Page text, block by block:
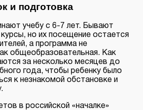
и подготовка
учебу с 6-7 лет. Бывают
но их посещение остается
а программа не
общеобразовательная. Как
за несколько месяцев до
года, чтобы ребенку было
к незнакомой обстановке и
в российской «началке»